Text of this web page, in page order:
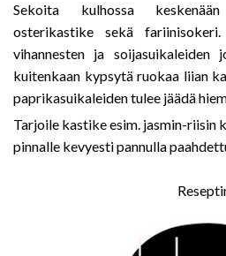
Sekoita kulhossa
osterikastike sekä
vihannesten ja soijasuikaleiden
kuitenkaan kypsytä ruokaa liian
paprikasuikaleiden tulee jäädä
Tarjoile kastike esim. jasmin-riisin
pinnalle kevyesti pannulla
Reseptin